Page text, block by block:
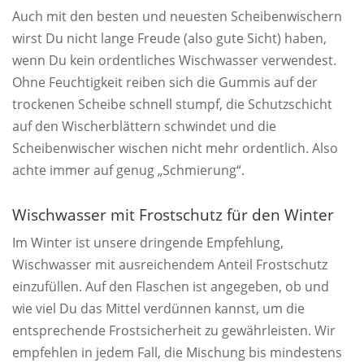
Auch mit den besten und neuesten Scheibenwischern
wirst Du nicht lange Freude (also gute Sicht) haben,
wenn Du kein ordentliches Wischwasser verwendest.
Ohne Feuchtigkeit reiben sich die Gummis auf der
trockenen Scheibe schnell stumpf, die Schutzschicht
auf den Wischerblättern schwindet und die
Scheibenwischer wischen nicht mehr ordentlich. Also
achte immer auf genug „Schmierung“.
Wischwasser mit Frostschutz für den Winter
Im Winter ist unsere dringende Empfehlung,
Wischwasser mit ausreichendem Anteil Frostschutz
einzufüllen. Auf den Flaschen ist angegeben, ob und
wie viel Du das Mittel verdünnen kannst, um die
entsprechende Frostsicherheit zu gewährleisten. Wir
empfehlen in jedem Fall, die Mischung bis mindestens